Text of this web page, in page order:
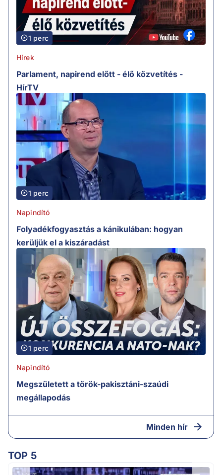
1 perc
Hírek
Parlament, napirend előtt - élő közvetítés -
HírTV
1 perc
Napindító
Folyadékfogyasztás a kánikulában: hogyan
kerüljük el a kiszáradást
1 perc
Napindító
Megszületett a török-pakisztáni-szaúdi
megállapodás
Minden hír
TOP 5